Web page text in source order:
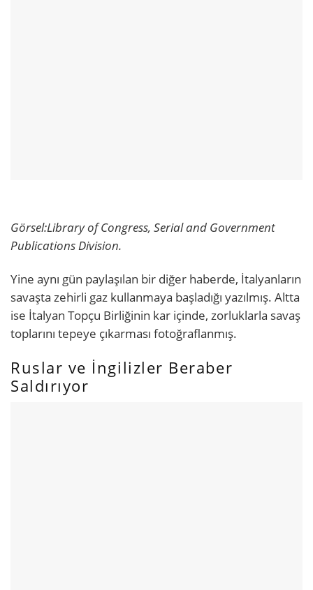
Görsel:Library of Congress, Serial and Government
Publications Division.
Yine aynı gün paylaşılan bir diğer haberde, İtalyanların
savaşta zehirli gaz kullanmaya başladığı yazılmış. Altta
ise İtalyan Topçu Birliğinin kar içinde, zorluklarla savaş
toplarını tepeye çıkarması fotoğraflanmış.
Ruslar ve İngilizler Beraber
Saldırıyor